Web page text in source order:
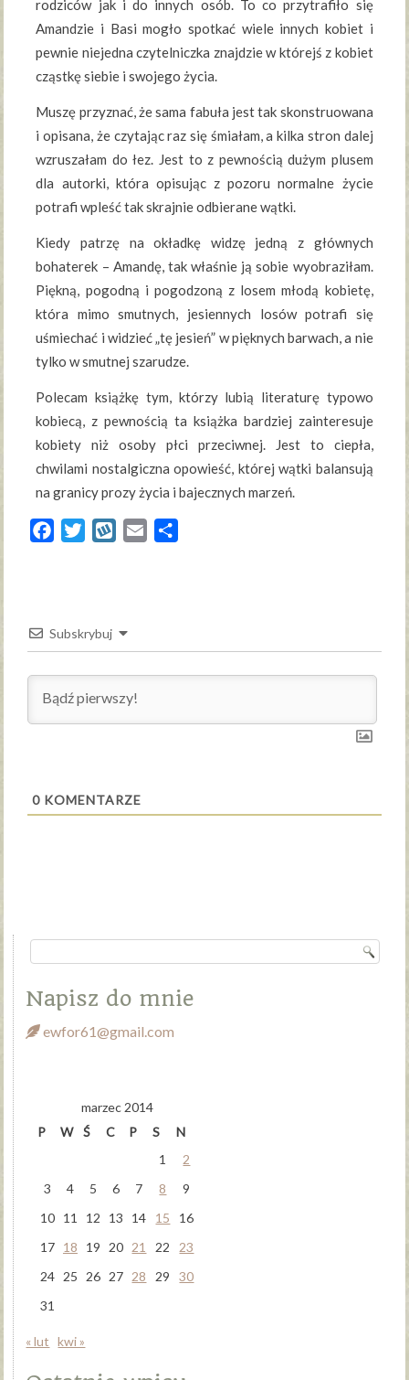
rodziców jak i do innych osób. To co przytrafiło się
Amandzie i Basi mogło spotkać wiele innych kobiet i
pewnie niejedna czytelniczka znajdzie w którejś z kobiet
cząstkę siebie i swojego życia.
Muszę przyznać, że sama fabuła jest tak skonstruowana
i opisana, że czytając raz się śmiałam, a kilka stron dalej
wzruszałam do łez. Jest to z pewnością dużym plusem
dla autorki, która opisując z pozoru normalne życie
potrafi wpleść tak skrajnie odbierane wątki.
Kiedy patrzę na okładkę widzę jedną z głównych
bohaterek – Amandę, tak właśnie ją sobie wyobraziłam.
Piękną, pogodną i pogodzoną z losem młodą kobietę,
która mimo smutnych, jesiennych losów potrafi się
uśmiechać i widzieć „tę jesień” w pięknych barwach, a nie
tylko w smutnej szarudze.
Polecam książkę tym, którzy lubią literaturę typowo
kobiecą, z pewnością ta książka bardziej zainteresuje
kobiety niż osoby płci przeciwnej. Jest to ciepła,
chwilami nostalgiczna opowieść, której wątki balansują
na granicy prozy życia i bajecznych marzeń.
FacebookTwitterWykopEmail
Subskrybuj
0 KOMENTARZE
Napisz do mnie
ewfor61@gmail.com
marzec 2014
P
W Ś C P S
N
1
2
3
4 5 6 7 8
9
10 11 12 13 14 15
16
17 18 19 20 21 22
23
24 25 26 27 28 29
30
31
« lut kwi »